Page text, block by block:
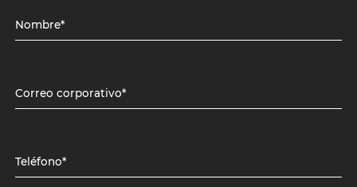
Nombre*
Correo corporativo*
Teléfono*